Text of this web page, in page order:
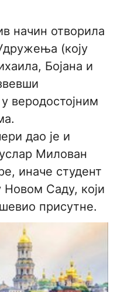
начин отворила
(коју
Бојана и
веродостојним
дао је и
Милован
иначе студент
Новом Саду, који
присутне.